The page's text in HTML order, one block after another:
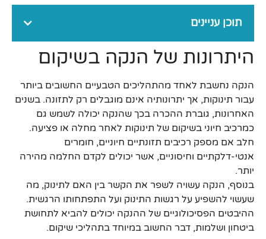
תוכן עניינים
היתרונות של הנקה בשיקום
הנקה נחשבת לאחד מהתהליכים הטבעיים החשובים ביותר
עבור תינוקות, אך יתרונותיה אינם מוגבלים רק לתזונה. בשנים
האחרונות, גוברת ההכרה בכך שהנקה יכולה לשמש גם
כמרכיב חיוני בשיקום של תינוקות לאחר מחלה או פציעה.
חלב אם מספק רכיבים תזונתיים חיוניים, חומרים
אנטי-דלקתיים וחיסוניים, אשר יכולים לקדם החלמה מהירה
יותר.
בנוסף, הנקה עשויה לשפר את הקשר בין האם לתינוק, מה
שעשוי להשפיע על רגשות התינוק ועל התפתחותו הרגשית.
ההיבטים הפסיכולוגיים של ההנקה יכולים להביא לתחושת
ביטחון ושלמות, דבר החשוב במיוחד בתהליכי שיקום.